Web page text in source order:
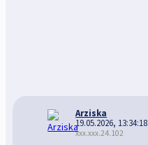
Arziska
19.05.2026, 13:34:18
xxx.xxx.24.102